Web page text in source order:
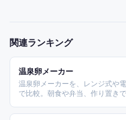
関連ランキング
温泉卵メーカー
温泉卵メーカーを、レンジ式や
で比較。朝食や弁当、作り置き